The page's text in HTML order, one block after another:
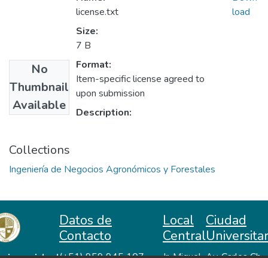
No
Thumbnail
Available
license.txt
Size:
7 B
Format:
Item-specific license agreed to
upon submission
Description:
load
Collections
Ingeniería de Negocios Agronómicos y Forestales
Datos de
Contacto
Local
Central
Ciudad